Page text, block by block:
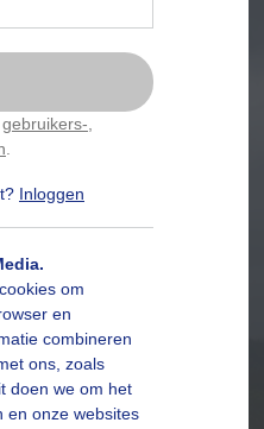
gebruikers-
Inloggen
om
en
combineren
ons, zoals
doen we om het
en onze websites
deze pop-up